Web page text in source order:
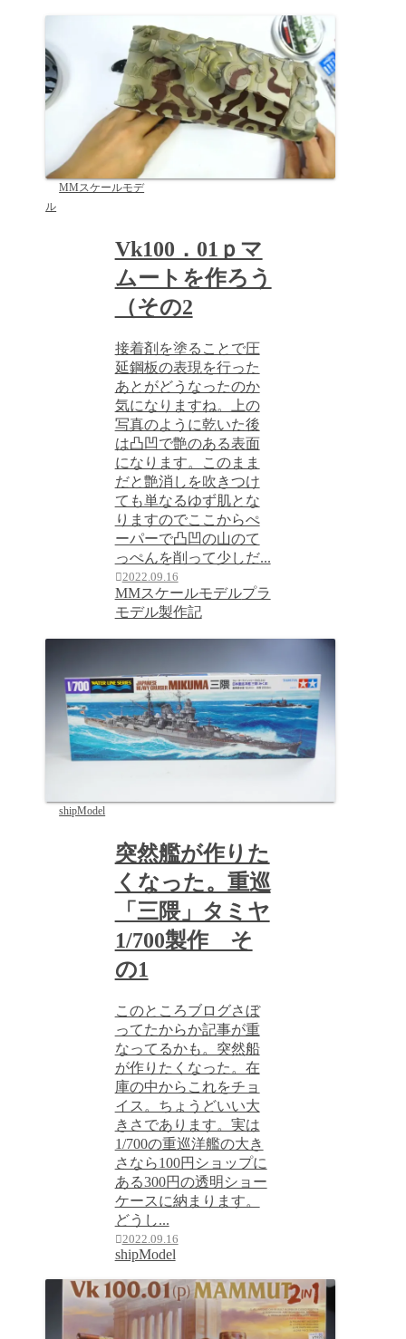
MMスケールモデ
ル
Vk100．01ｐマ
ムートを作ろう
（その2
接着剤を塗ることで圧
延鋼板の表現を行った
あとがどうなったのか
気になりますね。上の
写真のように乾いた後
は凸凹で艶のある表面
になります。このまま
だと艶消しを吹きつけ
ても単なるゆず肌とな
りますのでここからぺ
ーパーで凸凹の山のて
っぺんを削って少しだ...
2022.09.16
MMスケールモデルプラ
モデル製作記
shipModel
突然艦が作りた
くなった。重巡
「三隈」タミヤ
1/700製作 そ
の1
このところブログさぼ
ってたからか記事が重
なってるかも。突然船
が作りたくなった。在
庫の中からこれをチョ
イス。ちょうどいい大
きさであります。実は
1/700の重巡洋艦の大き
さなら100円ショップに
ある300円の透明ショー
ケースに納まります。
どうし...
2022.09.16
shipModel